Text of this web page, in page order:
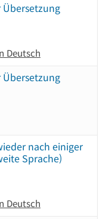
Übersetzung
Deutsch
Übersetzung
nach einiger
Sprache)
Deutsch